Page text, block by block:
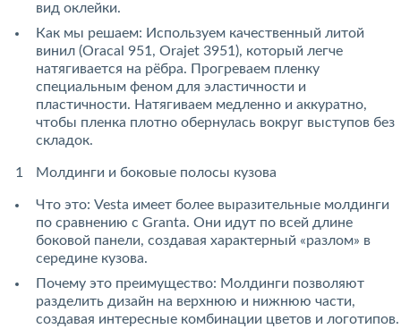
вид оклейки.
Как мы решаем: Используем качественный литой
винил (Oracal 951, Orajet 3951), который легче
натягивается на рёбра. Прогреваем пленку
специальным феном для эластичности и
пластичности. Натягиваем медленно и аккуратно,
чтобы пленка плотно обернулась вокруг выступов без
складок.
Молдинги и боковые полосы кузова
Что это: Vesta имеет более выразительные молдинги
по сравнению с Granta. Они идут по всей длине
боковой панели, создавая характерный «разлом» в
середине кузова.
Почему это преимущество: Молдинги позволяют
разделить дизайн на верхнюю и нижнюю части,
создавая интересные комбинации цветов и логотипов.